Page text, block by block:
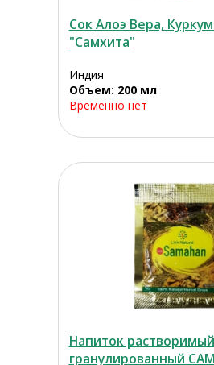
Сок Алоэ Вера,
"Самхита"
Индия
Объем: 200 мл
Временно нет
Напиток растворимый
гранулированный